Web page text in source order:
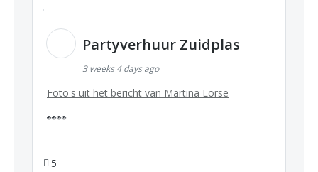
Partyverhuur Zuidplas
3 weeks 4 days ago
Foto's uit het bericht van Martina Lorse
👀👀
5